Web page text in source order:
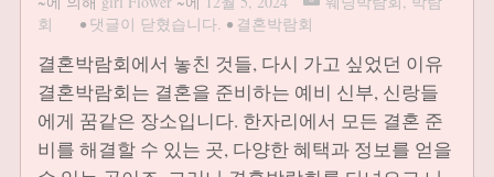
회
• 댓글이 닫혔습니다. • 결혼박람회
결혼박람회에서 놓친 것들, 다시 가고 싶었던 이유
결혼박람회는 결혼을 준비하는 예비 신부, 신랑들
에게 꿈같은 장소입니다. 한자리에서 모든 결혼 준
비를 해결할 수 있는 곳, 다양한 혜택과 정보를 얻을